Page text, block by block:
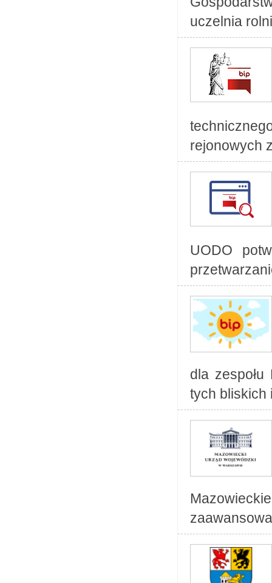
uczelnia
rejonowych
UODO
dla
tych